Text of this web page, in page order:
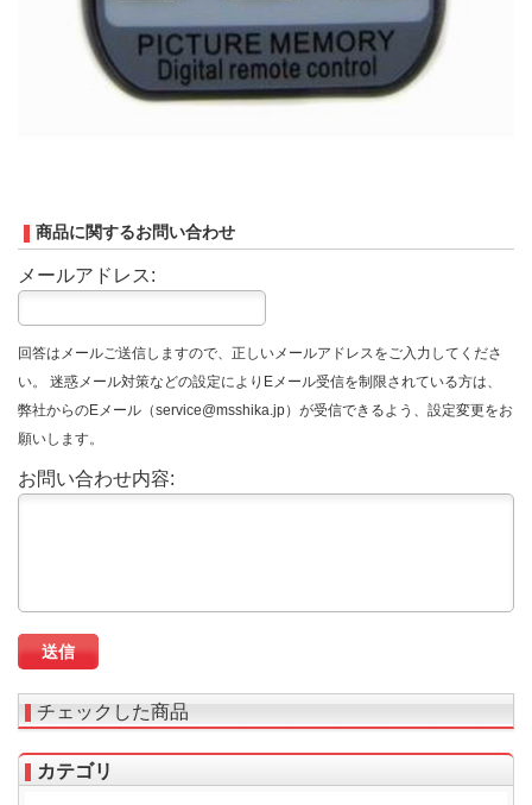
商品に関するお問い合わせ
メールアドレス:
回答はメールご送信しますので、正しいメールアドレスをご入力してくださ
い。 迷惑メール対策などの設定によりEメール受信を制限されている方は、
弊社からのEメール（service@msshika.jp）が受信できるよう、設定変更をお
願いします。
お問い合わせ内容:
チェックした商品
カテゴリ